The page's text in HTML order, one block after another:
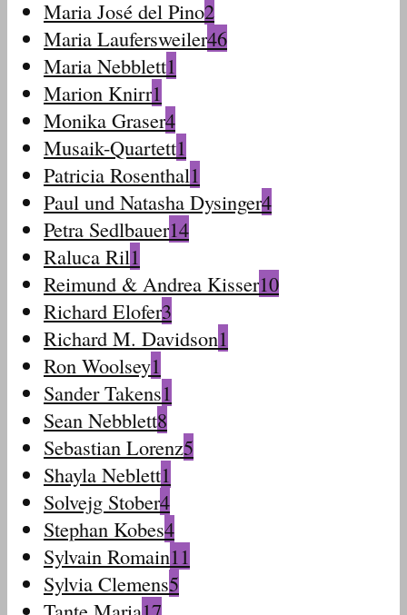
Maria José del Pino2
Maria Laufersweiler46
Maria Nebblett1
Marion Knirr1
Monika Graser4
Musaik-Quartett1
Patricia Rosenthal1
Paul und Natasha Dysinger4
Petra Sedlbauer14
Raluca Ril1
Reimund & Andrea Kisser10
Richard Elofer3
Richard M. Davidson1
Ron Woolsey1
Sander Takens1
Sean Nebblett8
Sebastian Lorenz5
Shayla Neblett1
Solvejg Stober4
Stephan Kobes4
Sylvain Romain11
Sylvia Clemens5